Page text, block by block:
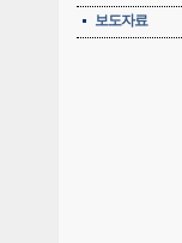
보도자료